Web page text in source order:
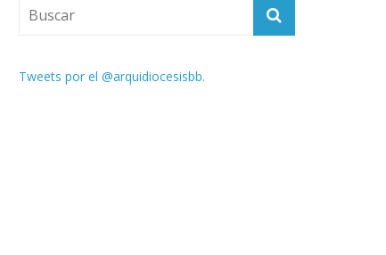
Tweets por el @arquidiocesisbb.